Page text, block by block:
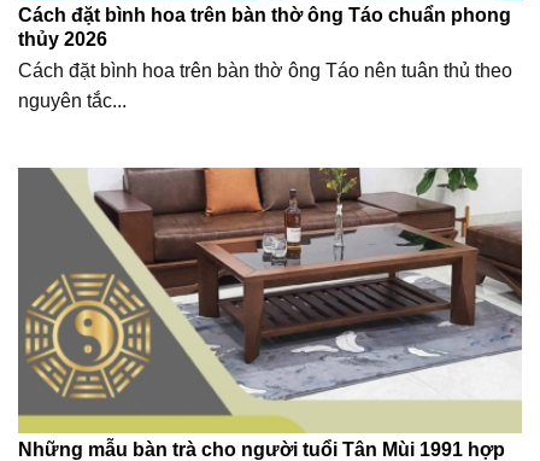
Cách đặt bình hoa trên bàn thờ ông Táo chuẩn phong
thủy 2026
Cách đặt bình hoa trên bàn thờ ông Táo nên tuân thủ theo
nguyên tắc...
Những mẫu bàn trà cho người tuổi Tân Mùi 1991 hợp